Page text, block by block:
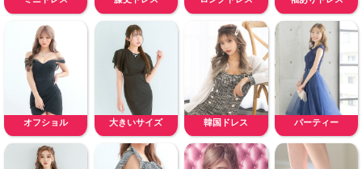
オフショル 大きいサイズ 韓国ドレス パーティー